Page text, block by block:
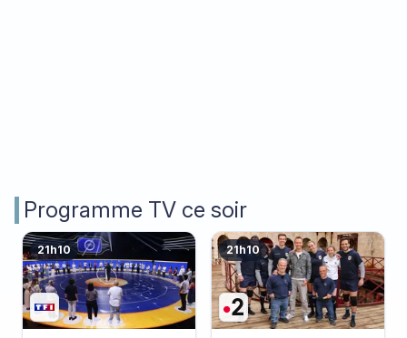
Programme TV ce soir
21h10 21h10